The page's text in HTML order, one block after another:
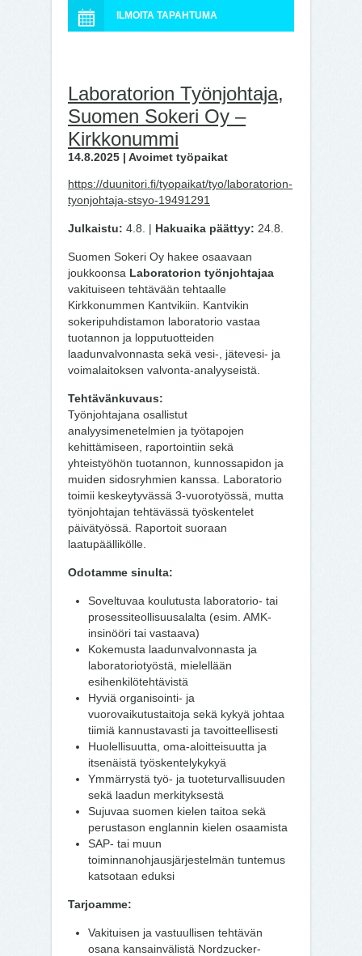
ILMOITA TAPAHTUMA
Laboratorion Työnjohtaja,
Suomen Sokeri Oy –
Kirkkonummi
14.8.2025 | Avoimet työpaikat
https://duunitori.fi/tyopaikat/tyo/laboratorion-
tyonjohtaja-stsyo-19491291
Julkaistu: 4.8. | Hakuaika päättyy: 24.8.
Suomen Sokeri Oy hakee osaavaan
joukkoonsa Laboratorion työnjohtajaa
vakituiseen tehtävään tehtaalle
Kirkkonummen Kantvikiin. Kantvikin
sokeripuhdistamon laboratorio vastaa
tuotannon ja lopputuotteiden
laadunvalvonnasta sekä vesi-, jätevesi- ja
voimalaitoksen valvonta-analyyseistä.
Tehtävänkuvaus:
Työnjohtajana osallistut
analyysimenetelmien ja työtapojen
kehittämiseen, raportointiin sekä
yhteistyöhön tuotannon, kunnossapidon ja
muiden sidosryhmien kanssa. Laboratorio
toimii keskeytyvässä 3-vuorotyössä, mutta
työnjohtajan tehtävässä työskentelet
päivätyössä. Raportoit suoraan
laatupäällikölle.
Odotamme sinulta:
Soveltuvaa koulutusta laboratorio- tai
prosessiteollisuusalalta (esim. AMK-
insinööri tai vastaava)
Kokemusta laadunvalvonnasta ja
laboratoriotyöstä, mielellään
esihenkilötehtävistä
Hyviä organisointi- ja
vuorovaikutustaitoja sekä kykyä johtaa
tiimiä kannustavasti ja tavoitteellisesti
Huolellisuutta, oma-aloitteisuutta ja
itsenäistä työskentelykykyä
Ymmärrystä työ- ja tuoteturvallisuuden
sekä laadun merkityksestä
Sujuvaa suomen kielen taitoa sekä
perustason englannin kielen osaamista
SAP- tai muun
toiminnanohjausjärjestelmän tuntemus
katsotaan eduksi
Tarjoamme:
Vakituisen ja vastuullisen tehtävän
osana kansainvälistä Nordzucker-